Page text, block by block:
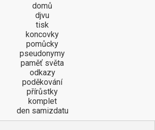
domů
djvu
tisk
koncovky
pomůcky
pseudonymy
paměť světa
odkazy
poděkování
přírůstky
komplet
den samizdatu